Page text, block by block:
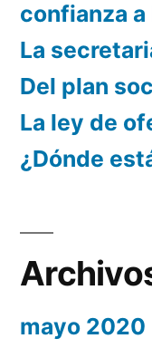
confianza
La
Del plan
La ley de
¿Dónde
mayo 2020